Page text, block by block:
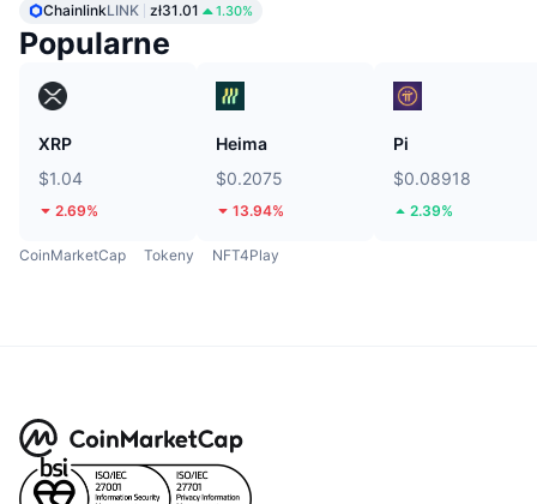
ChainlinkLINK zł31.01 1.30%
Popularne
XRP
$1.04
2.69%
Heima
$0.2075
13.94%
Pi
$0.08918
2.39%
CoinMarketCap Tokeny NFT4Play